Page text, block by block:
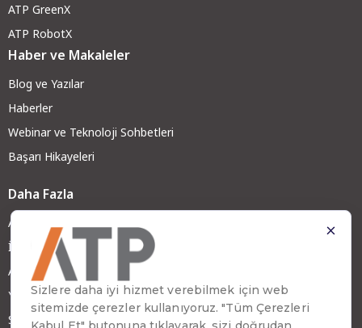
ATP GreenX
ATP RobotX
Haber ve Makaleler
Blog ve Yazılar
Haberler
Webinar ve Teknoloji Sohbetleri
Başarı Hikayeleri
Daha Fazla
ATP Hakkında
İş Ortağımız Olun
ATP Kariyer
Yatırımcı İlişkileri
Sürdürülebilirlik